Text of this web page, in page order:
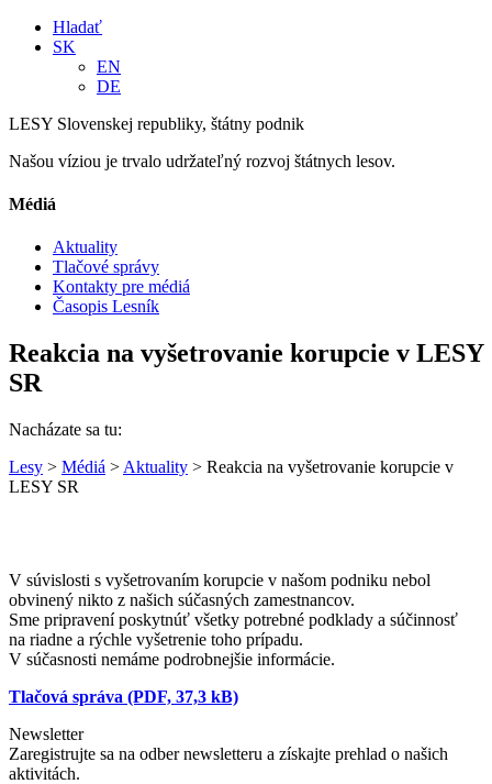
Hladať
SK
EN
DE
LESY Slovenskej republiky, štátny podnik
Našou víziou je trvalo udržateľný rozvoj štátnych lesov.
Médiá
Aktuality
Tlačové správy
Kontakty pre médiá
Časopis Lesník
Reakcia na vyšetrovanie korupcie v LESY
SR
Nacházate sa tu:
Lesy > Médiá > Aktuality > Reakcia na vyšetrovanie korupcie v
LESY SR
V súvislosti s vyšetrovaním korupcie v našom podniku nebol
obvinený nikto z našich súčasných zamestnancov.
Sme pripravení poskytnúť všetky potrebné podklady a súčinnosť
na riadne a rýchle vyšetrenie toho prípadu.
V súčasnosti nemáme podrobnejšie informácie.
Tlačová správa (PDF, 37,3 kB)
Newsletter
Zaregistrujte sa na odber newsletteru a získajte prehlad o našich
aktivitách.